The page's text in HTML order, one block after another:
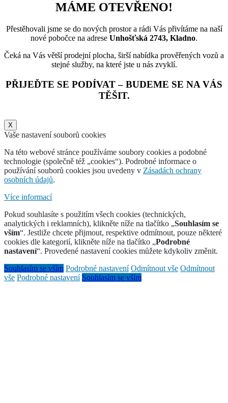
MÁME OTEVŘENO!
Přestěhovali jsme se do nových prostor a rádi Vás přivítáme na naší
nové pobočce na adrese Unhošťská 2743, Kladno.
Čeká na Vás větší prodejní plocha, širší nabídka prověřených vozů a
stejné služby, na které jste u nás zvyklí.
PŘIJEĎTE SE PODÍVAT – BUDEME SE NA VÁS
TĚŠIT.
X
Vaše nastavení souborů cookies
Na této webové stránce používáme soubory cookies a podobné
technologie (společně též „cookies“). Podrobné informace o
používání souborů cookies jsou uvedeny v Zásadách ochrany
osobních údajů.
Více informací
Pokud souhlasíte s použitím všech cookies (technických,
analytických i reklamních), klikněte níže na tlačítko „Souhlasím se
vším“. Jestliže chcete přijmout, respektive odmítnout, pouze některé
cookies dle kategorií, klikněte níže na tlačítko „Podrobné
nastavení“. Provedené nastavení cookies můžete kdykoliv změnit.
Souhlasím se vším Podrobné nastavení Odmítnout vše Odmítnout
vše Podrobné nastavení Souhlasím se vším